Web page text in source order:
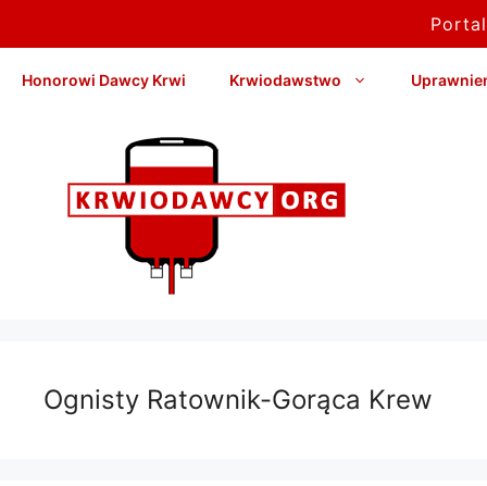
Honorowi Dawcy Krwi Krwiodawstwo
Ognisty Ratownik-Gorąca Krew